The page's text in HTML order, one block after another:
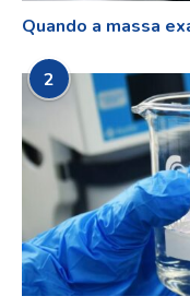
Quando a massa
2